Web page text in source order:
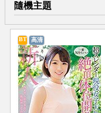
隨機主題
BT 高清